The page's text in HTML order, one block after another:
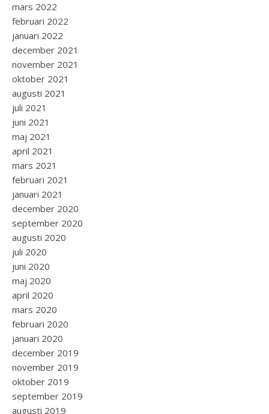
mars 2022
februari 2022
januari 2022
december 2021
november 2021
oktober 2021
augusti 2021
juli 2021
juni 2021
maj 2021
april 2021
mars 2021
februari 2021
januari 2021
december 2020
september 2020
augusti 2020
juli 2020
juni 2020
maj 2020
april 2020
mars 2020
februari 2020
januari 2020
december 2019
november 2019
oktober 2019
september 2019
augusti 2019